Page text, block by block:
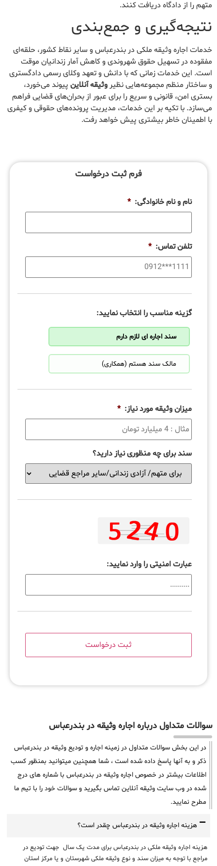
متهم را از دادگاه دریافت کنند.
نتیجه‌گیری و جمع‌بندی
خدمات اجاره وثیقه ملکی در بندرعباس و سایر نقاط کشور، حلقه‌ای
مفقوده در تسهیل حقوق شهروندی و کاهش آمار زندانیان موقت
است. این خدمات زمانی که با دانش و تعهد وکلای رسمی دادگستری
و ساختار منظم مجموعه‌هایی نظیروثیقه آنلاین پیوند می‌خورد،
بستری امن، قانونی و سریع را برای عبور از بحران‌های قضایی فراهم
می‌سازد. با تکیه بر این خدمات، مدیریت پرونده‌های حقوقی و کیفری
با اطمینان خاطر بیشتری پیش خواهد رفت.
فرم ثبت درخواست
نام و نام خانوادگی: *
تلفن تماس: *
گزینه مناسب را انتخاب نمایید:
سند اجاره ای لازم دارم
مالک سند هستم (همکاری)
میزان وثیقه مورد نیاز: *
سند برای چه منظوری نیاز دارید؟
عبارت امنیتی را وارد نمایید:
سوالات متداول درباره اجاره وثیقه در بندرعباس
در این بخش سوالات متداول در زمینه اجاره و تودیع وثیقه در بندرعباس
ذکر و به آنها پاسخ داده شده است ، شما همچنین میتوانید بمنظور کسب
اطلاعات بیشتر در خصوص اجاره وثیقه در بندرعباس با شماره های درج
شده در وب سایت وثیقه آنلاین تماس بگیرید و سوالات خود را با تیم ما
مطرح نمایید.
هزینه اجاره وثیقه در بندرعباس چقدر است؟
هزینه اجاره وثیقه ملکی در بندرعباس برای مدت یک سال جهت تودیع در
مراجع با توجه به میزان سند و نوع وثیقه ملکی شهرستان و یا مرکز استان